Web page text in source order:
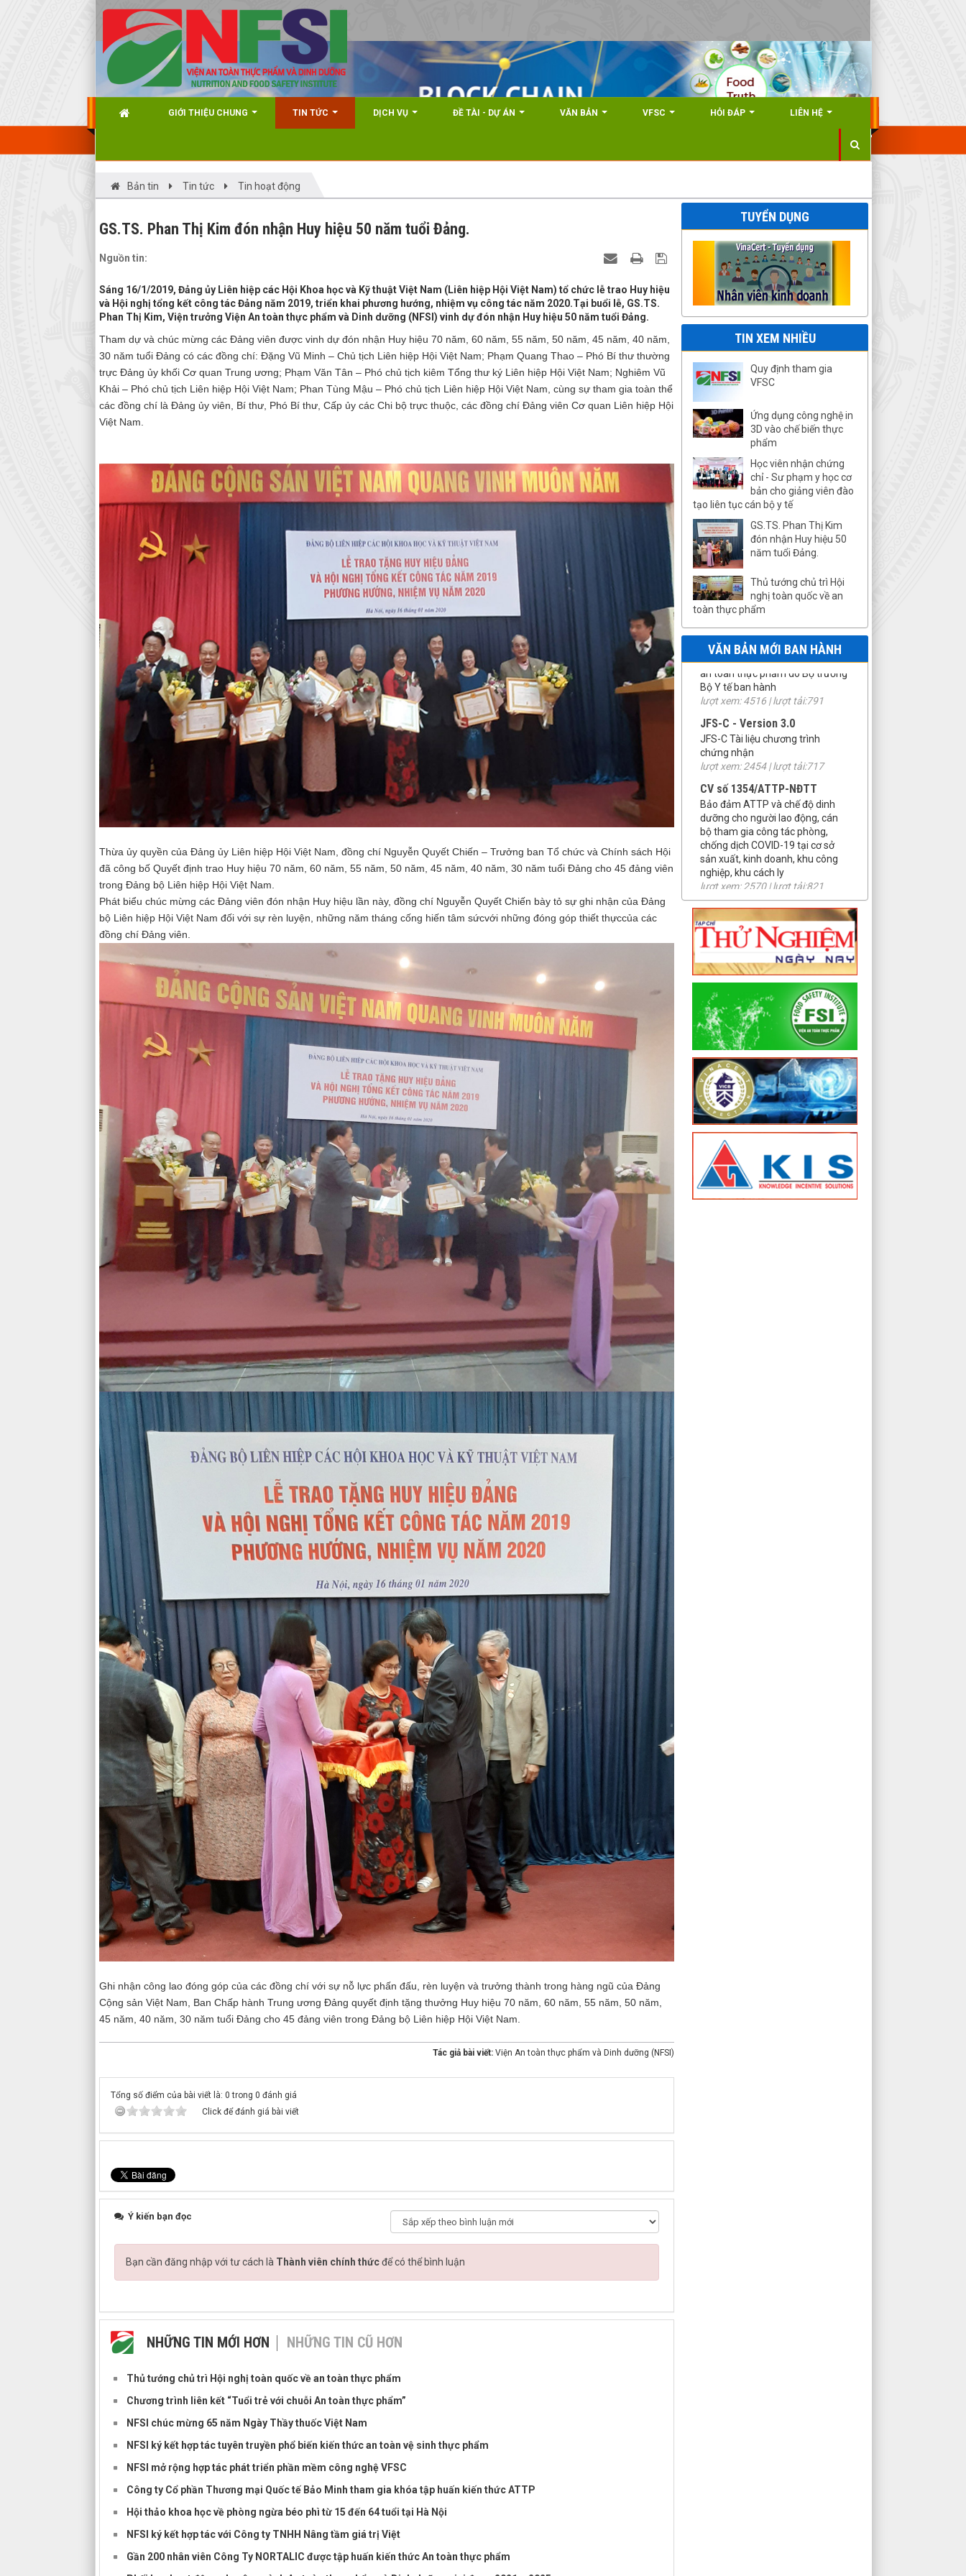
GIỚI THIỆU CHUNG TIN TỨC DỊCH VỤ ĐỀ TÀI - DỰ ÁN VĂN BẢN VFSC HỎI ĐÁP LIÊN HỆ
Bản tin Tin tức Tin hoạt động
GS.TS. Phan Thị Kim đón nhận Huy hiệu 50 năm tuổi Đảng.
Nguồn tin:
Sáng 16/1/2019, Đảng ủy Liên hiệp các Hội Khoa học và Kỹ thuật Việt Nam (Liên hiệp Hội Việt Nam) tổ chức lễ trao Huy hiệu
và Hội nghị tổng kết công tác Đảng năm 2019, triển khai phương hướng, nhiệm vụ công tác năm 2020.Tại buổi lễ, GS.TS.
Phan Thị Kim, Viện trưởng Viện An toàn thực phẩm và Dinh dưỡng (NFSI) vinh dự đón nhận Huy hiệu 50 năm tuổi Đảng.
Tham dự và chúc mừng các Đảng viên được vinh dự đón nhận Huy hiệu 70 năm, 60 năm, 55 năm, 50 năm, 45 năm, 40 năm,
30 năm tuổi Đảng có các đồng chí: Đặng Vũ Minh – Chủ tịch Liên hiệp Hội Việt Nam; Phạm Quang Thao – Phó Bí thư thường
trực Đảng ủy khối Cơ quan Trung ương; Phạm Văn Tân – Phó chủ tịch kiêm Tổng thư ký Liên hiệp Hội Việt Nam; Nghiêm Vũ
Khải – Phó chủ tịch Liên hiệp Hội Việt Nam; Phan Tùng Mậu – Phó chủ tịch Liên hiệp Hội Việt Nam, cùng sự tham gia toàn thể
các đồng chí là Đảng ủy viên, Bí thư, Phó Bí thư, Cấp ủy các Chi bộ trực thuộc, các đồng chí Đảng viên Cơ quan Liên hiệp Hội
Việt Nam.
Thừa ủy quyền của Đảng ủy Liên hiệp Hội Việt Nam, đồng chí Nguyễn Quyết Chiến – Trưởng ban Tổ chức và Chính sách Hội
đã công bố Quyết định trao Huy hiệu 70 năm, 60 năm, 55 năm, 50 năm, 45 năm, 40 năm, 30 năm tuổi Đảng cho 45 đảng viên
trong Đảng bộ Liên hiệp Hội Việt Nam.
Phát biểu chúc mừng các Đảng viên đón nhận Huy hiệu lần này, đồng chí Nguyễn Quyết Chiến bày tỏ sự ghi nhận của Đảng
bộ Liên hiệp Hội Việt Nam đối với sự rèn luyện, những năm tháng cống hiến tâm sứcvới những đóng góp thiết thựccủa các
đồng chí Đảng viên.
Ghi nhận công lao đóng góp của các đồng chí với sự nỗ lực phấn đấu, rèn luyện và trưởng thành trong hàng ngũ của Đảng
Cộng sản Việt Nam, Ban Chấp hành Trung ương Đảng quyết định tặng thưởng Huy hiệu 70 năm, 60 năm, 55 năm, 50 năm,
45 năm, 40 năm, 30 năm tuổi Đảng cho 45 đảng viên trong Đảng bộ Liên hiệp Hội Việt Nam.
Tác giả bài viết: Viện An toàn thực phẩm và Dinh dưỡng (NFSI)
Tổng số điểm của bài viết là: 0 trong 0 đánh giá
Click để đánh giá bài viết
Ý kiến bạn đọc
Bạn cần đăng nhập với tư cách là Thành viên chính thứcđể có thể bình luận
NHỮNG TIN MỚI HƠN NHỮNG TIN CŨ HƠN
Thủ tướng chủ trì Hội nghị toàn quốc về an toàn thực phẩm
Chương trình liên kết “Tuổi trẻ với chuỗi An toàn thực phẩm”
NFSI chúc mừng 65 năm Ngày Thầy thuốc Việt Nam
NFSI ký kết hợp tác tuyên truyền phổ biến kiến thức an toàn vệ sinh thực phẩm
NFSI mở rộng hợp tác phát triển phần mềm công nghệ VFSC
Công ty Cổ phần Thương mại Quốc tế Bảo Minh tham gia khóa tập huấn kiến thức ATTP
Hội thảo khoa học về phòng ngừa béo phì từ 15 đến 64 tuổi tại Hà Nội
NFSI ký kết hợp tác với Công ty TNHH Nâng tầm giá trị Việt
Gần 200 nhân viên Công Ty NORTALIC được tập huấn kiến thức An toàn thực phẩm
TUYỂN DỤNG
TIN XEM NHIỀU
Quy định tham gia
VFSC
Ứng dụng công nghệ in
3D vào chế biến thực
phẩm
Học viên nhận chứng
chỉ - Sư phạm y học cơ
bản cho giảng viên đào
tạo liên tục cán bộ y tế
GS.TS. Phan Thị Kim
đón nhận Huy hiệu 50
năm tuổi Đảng.
Thủ tướng chủ trì Hội
nghị toàn quốc về an
toàn thực phẩm
VĂN BẢN MỚI BAN HÀNH
46/2026/NĐ-CP
Nghị định số 46/2026/NĐ-CP của
Chính phủ: Quy định chi tiết thi
hành một số điều và biện pháp để
tổ chức, hướng dẫn thi hành Luật
lượt xem: 2847 | lượt tải:652
12/2024/TT-BYT
aQuy định mới về giới hạn các
chất ô nhiễm trong thực phẩm
bảo vệ sức khỏe
lượt xem: 5520 | lượt tải:824
17/2023/TT-BYT
Thông tư số 17/2023/TT-BYT
sửa đổi, bổ sung và bãi bỏ các
văn bản quy phạm pháp luật về
an toàn thực phẩm do Bộ trưởng
Bộ Y tế ban hành
lượt xem: 4516 | lượt tải:791
JFS-C - Version 3.0
JFS-C Tài liệu chương trình
chứng nhận
lượt xem: 2454 | lượt tải:717
CV số 1354/ATTP-NĐTT
Bảo đảm ATTP và chế độ dinh
dưỡng cho người lao động, cán
bộ tham gia công tác phòng,
chống dịch COVID-19 tại cơ sở
sản xuất, kinh doanh, khu công
nghiệp, khu cách ly
46/2026/NĐ-CP
Nghị định số 46/2026/NĐ-CP của
Chính phủ: Quy định chi tiết thi
hành một số điều và biện pháp để
tổ chức, hướng dẫn thi hành Luật
An toàn thực phẩma<>
lượt xem: 2847 | lượt tải:652
12/2024/TT-BYT
aQuy định mới về giới hạn các
chất ô nhiễm trong thực phẩm
lượt xem: 5520 | lượt tải:824
17/2023/TT-BYT
Thông tư số 17/2023/TT-BYT
sửa đổi, bổ sung và bãi bỏ các
văn bản quy phạm pháp luật về
an toàn thực phẩm do Bộ trưởng
Bộ Y tế ban hành
lượt xem: 4516 | lượt tải:791
JFS-C - Version 3.0
JFS-C Tài liệu chương trình
chứng nhận
lượt xem: 2454 | lượt tải:717
CV số 1354/ATTP-NĐTT
Bảo đảm ATTP và chế độ dinh
dưỡng cho người lao động, cán